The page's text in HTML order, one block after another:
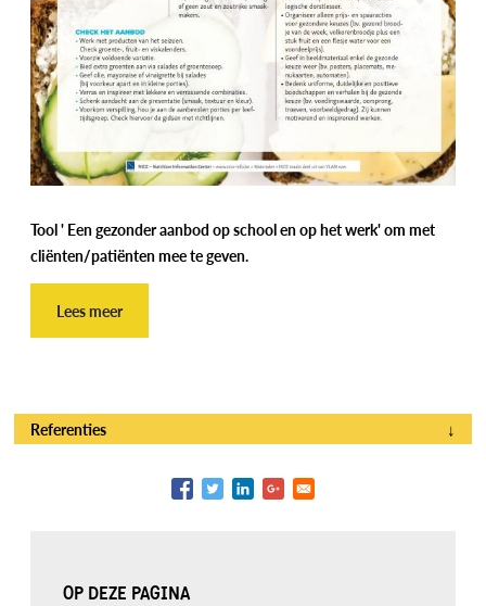
Tool ' Een gezonder aanbod op school en op het werk' om met
cliënten/patiënten mee te geven.
Lees meer
↓
Referenties
OP DEZE PAGINA